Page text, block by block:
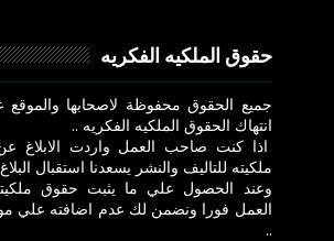
حقوق الملكيه الفكريه
جميع الحقوق محفوظة لاصحابها
انتهاك الحقوق الملكيه الفكريه ..
اذا كنت صاحب العمل واردت
ملكيته للتاليف والنشر يسعدنا استقبال
وعند الحصول علي ما يثبت حقوق
العمل فورا ونضمن لك عدم اضافته علي
..